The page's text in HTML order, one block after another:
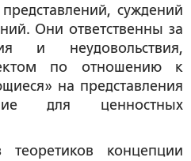
суждений
Они ответственны за
и неудовольствия,
по отношению к
на представления
для ценностных
концепции